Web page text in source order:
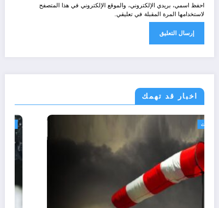
احفظ اسمي، بريدي الإلكتروني، والموقع الإلكتروني في هذا المتصفح
لاستخدامها المرة المقبلة في تعليقي.
اخبار قد تهمك